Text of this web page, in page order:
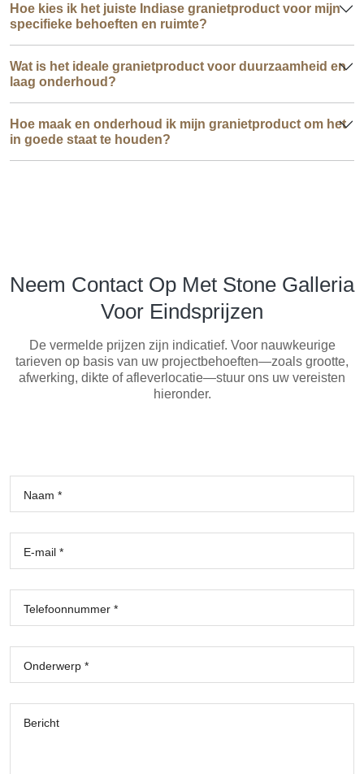
Hoe kies ik het juiste Indiase granietproduct voor mijn
specifieke behoeften en ruimte?
Wat is het ideale granietproduct voor duurzaamheid en
laag onderhoud?
Hoe maak en onderhoud ik mijn granietproduct om het
in goede staat te houden?
Neem Contact Op Met Stone Galleria
Voor Eindsprijzen
De vermelde prijzen zijn indicatief. Voor nauwkeurige
tarieven op basis van uw projectbehoeften—zoals grootte,
afwerking, dikte of afleverlocatie—stuur ons uw vereisten
hieronder.
Naam *
E-mail *
Telefoonnummer *
Onderwerp *
Bericht